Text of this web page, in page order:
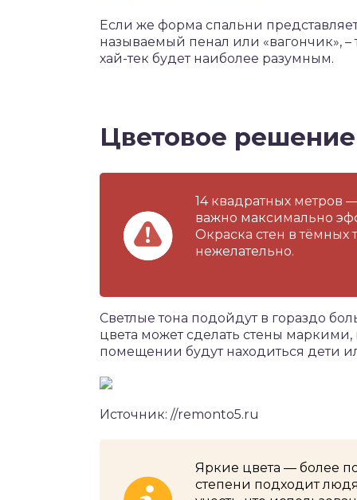
Если же форма спальни
называемый пенал или «вагончик»,
хай-тек будет наиболее разумным.
Цветовое решение
14 квадратных метров
важно максимально
Окраска стен в тёмных
нежелательно.
Светлые тона подойдут в гораздо
цвета может сделать стены маркими,
помещении будут находиться дети
Источник: //remonto5.ru
Яркие цвета — более
степени подходит